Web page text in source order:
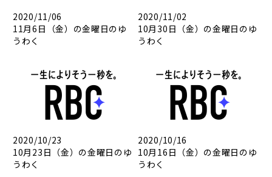
2020/11/06
11月6日（金）の金曜日のゆ
うわく
2020/11/02
10月30日（金）の金曜日のゆ
うわく
2020/10/23
10月23日（金）の金曜日のゆ
うわく
2020/10/16
10月16日（金）の金曜日のゆ
うわく